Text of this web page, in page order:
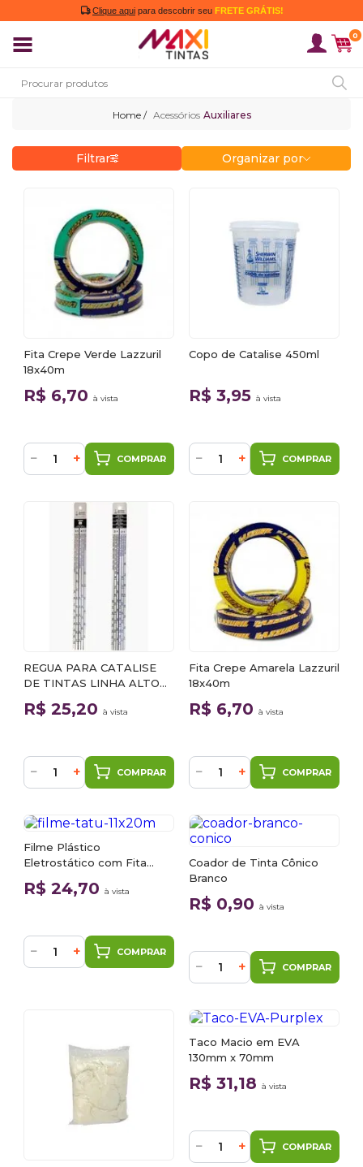
Clique aqui para descobrir seu FRETE GRÁTIS!
0
Acessórios Auxiliares
Organizar por
Filtrar
Fita Crepe Verde Lazzuril
18x40m
R$ 6,70 à vista
− + COMPRAR
Copo de Catalise 450ml
R$ 3,95 à vista
− + COMPRAR
REGUA PARA CATALISE
DE TINTAS LINHA ALTO
SOLIDOS
R$ 25,20 à vista
− + COMPRAR
Fita Crepe Amarela Lazzuril
18x40m
R$ 6,70 à vista
− + COMPRAR
Filme Plástico
Eletrostático com Fita
Crepe 1,1m x 20m Tatu
R$ 24,70 à vista
− + COMPRAR
Coador de Tinta Cônico
Branco
R$ 0,90 à vista
− + COMPRAR
Taco Macio em EVA
130mm x 70mm
R$ 31,18 à vista
− + COMPRAR